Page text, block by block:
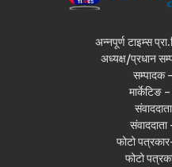
अन्नपूर्ण टाइम्स
अध्यक्ष/प्रधान
सम्पादक
मार्केटिङ
संवाददाता
फोटो
फोटो